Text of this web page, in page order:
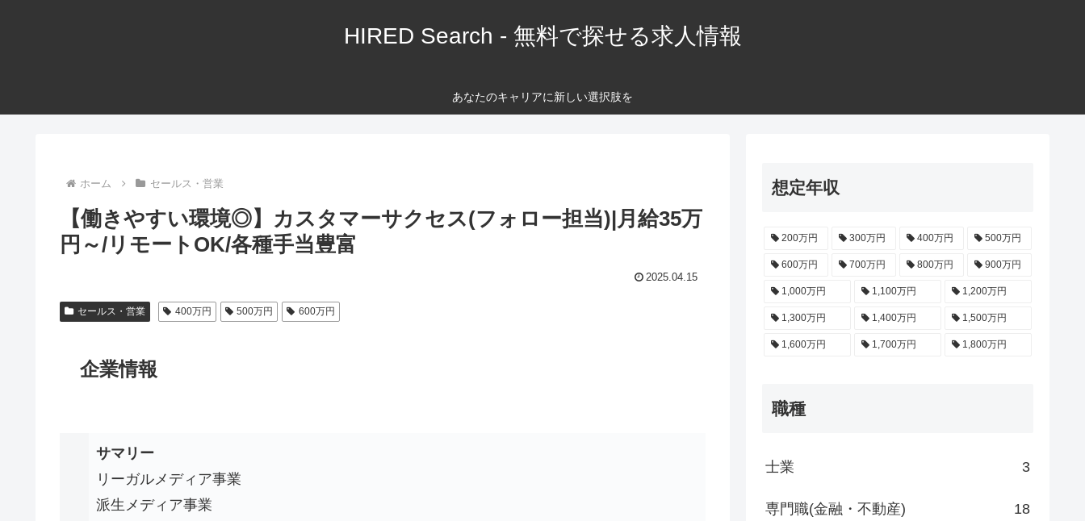
HIRED Search - 無料で探せる求人情報
あなたのキャリアに新しい選択肢を
ホーム セールス・営業
【働きやすい環境◎】カスタマーサクセス(フォロー担当)|月給35万
円～/リモートOK/各種手当豊富
2025.04.15
セールス・営業 400万円 500万円 600万円
企業情報
サマリー
リーガルメディア事業
派生メディア事業
想定年収
200万円 300万円 400万円 500万円
600万円 700万円 800万円 900万円
1,000万円 1,100万円 1,200万円
1,300万円 1,400万円 1,500万円
1,600万円 1,700万円 1,800万円
職種
士業 3
専門職(金融・不動産) 18